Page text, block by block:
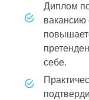
Диплом показывает, что у кандидата на
вакансию
себе.
Практическую экспертность заказчик